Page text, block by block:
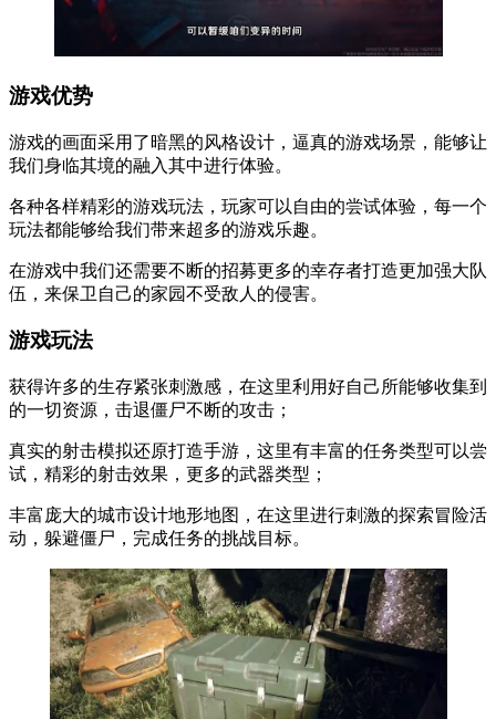
游戏优势
游戏的画面采用了暗黑的风格设计，逼真的游戏场景，能够让
我们身临其境的融入其中进行体验。
各种各样精彩的游戏玩法，玩家可以自由的尝试体验，每一个
玩法都能够给我们带来超多的游戏乐趣。
在游戏中我们还需要不断的招募更多的幸存者打造更加强大队
伍，来保卫自己的家园不受敌人的侵害。
游戏玩法
获得许多的生存紧张刺激感，在这里利用好自己所能够收集到
的一切资源，击退僵尸不断的攻击；
真实的射击模拟还原打造手游，这里有丰富的任务类型可以尝
试，精彩的射击效果，更多的武器类型；
丰富庞大的城市设计地形地图，在这里进行刺激的探索冒险活
动，躲避僵尸，完成任务的挑战目标。